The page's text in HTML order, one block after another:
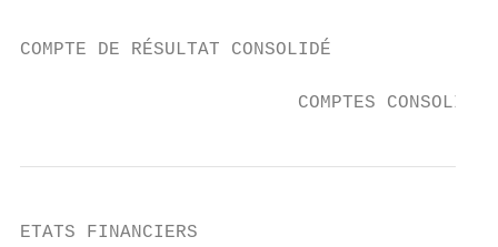
COMPTE DE RÉSULTAT CONSOLIDÉ
COMPTES
ETATS FINANCIERS